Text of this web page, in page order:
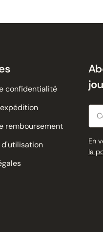
confidentialité
remboursement
En
la